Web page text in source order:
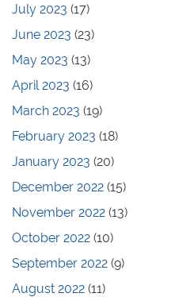
July 2023 (17)
June 2023 (23)
May 2023 (13)
April 2023 (16)
March 2023 (19)
February 2023 (18)
January 2023 (20)
December 2022 (15)
November 2022 (13)
October 2022 (10)
September 2022 (9)
August 2022 (11)